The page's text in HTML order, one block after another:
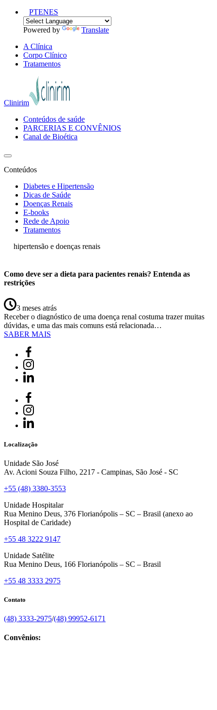
PTENES
Powered by
Translate
A Clínica
Corpo Clínico
Tratamentos
Clinirim
Conteúdos de saúde
PARCERIAS E CONVÊNIOS
Canal de Bioética
Conteúdos
Diabetes e Hipertensão
Dicas de Saúde
Doenças Renais
E-books
Rede de Apoio
Tratamentos
hipertensão e doenças renais
Como deve ser a dieta para pacientes renais? Entenda as
restrições
3 meses atrás
Receber o diagnóstico de uma doença renal costuma trazer muitas
dúvidas, e uma das mais comuns está relacionada…
SABER MAIS
Localização
Unidade São José
Av. Acioni Souza Filho, 2217 - Campinas, São José - SC
+55 (48) 3380-3553
Unidade Hospitalar
Rua Menino Deus, 376 Florianópolis – SC – Brasil (anexo ao
Hospital de Caridade)
+55 48 3222 9147
Unidade Satélite
Rua Menino Deus, 166 Florianópolis – SC – Brasil
+55 48 3333 2975
Contato
(48) 3333-2975/(48) 99952-6171
Convênios: